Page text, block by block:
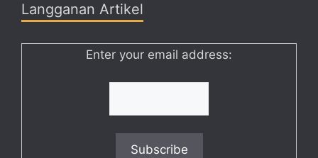
Langganan Artikel
Enter your email address: